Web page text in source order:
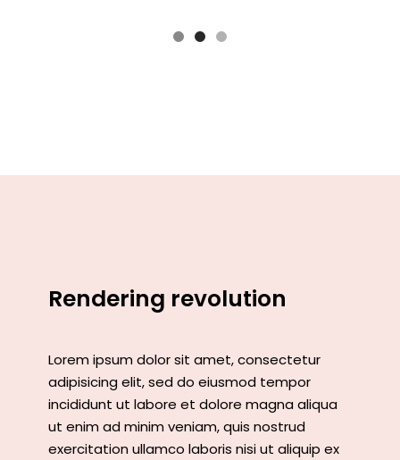
Rendering revolution
Lorem ipsum dolor sit amet, consectetur
adipisicing elit, sed do eiusmod tempor
incididunt ut labore et dolore magna aliqua
ut enim ad minim veniam, quis nostrud
exercitation ullamco laboris nisi ut aliquip ex